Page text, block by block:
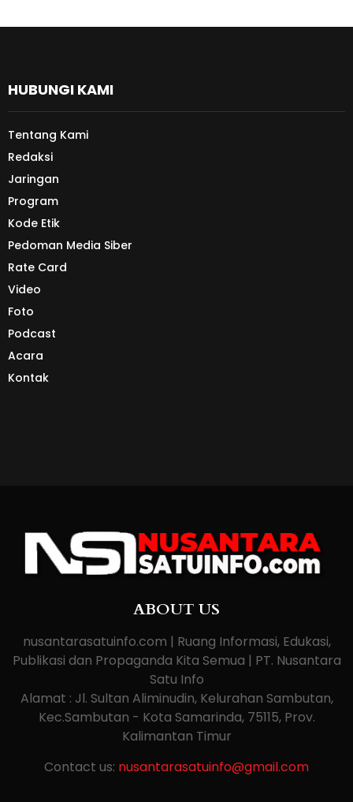
HUBUNGI KAMI
Tentang Kami
Redaksi
Jaringan
Program
Kode Etik
Pedoman Media Siber
Rate Card
Video
Foto
Podcast
Acara
Kontak
ABOUT US
nusantarasatuinfo.com | Ruang Informasi, Edukasi,
Publikasi dan Propaganda Kita Semua | PT. Nusantara
Satu Info
Alamat : Jl. Sultan Aliminudin, Kelurahan Sambutan,
Kec.Sambutan - Kota Samarinda, 75115, Prov.
Kalimantan Timur
Contact us: nusantarasatuinfo@gmail.com